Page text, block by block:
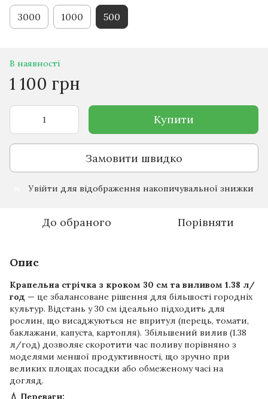
3000 1000 500
В наявності
1 100 грн
Купити
Замовити швидко
Увійти для відображення накопичувальної знижки
До обраного Порівняти
Опис
Крапельна стрічка з кроком 30 см та виливом 1.38 л/
год — це збалансоване рішення для більшості городніх
культур. Відстань у 30 см ідеально підходить для
рослин, що висаджуються не впритул (перець, томати,
баклажани, капуста, картопля). Збільшений вилив (1.38
л/год) дозволяє скоротити час поливу порівняно з
моделями меншої продуктивності, що зручно при
великих площах посадки або обмеженому часі на
догляд.
💧 Переваги: